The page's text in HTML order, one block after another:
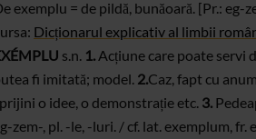
exemplu = de pildă, bunăoară. [Pr.: eg-
Dicționarul explicativ al limbii
s.n. 1. Acțiune care poate servi
fi imitată; model. 2.Caz, fapt cu
o idee, o demonstrație etc. 3.
zem-, pl. -le, -luri. / cf. lat. exemplum, fr.